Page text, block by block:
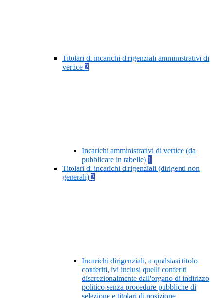
Titolari di incarichi dirigenziali amministrativi di
vertice 2
Incarichi amministrativi di vertice (da
pubblicare in tabelle) 1
Titolari di incarichi dirigenziali (dirigenti non
generali) 2
Incarichi dirigenziali, a qualsiasi titolo
conferiti, ivi inclusi quelli conferiti
discrezionalmente dall'organo di indirizzo
politico senza procedure pubbliche di
selezione e titolari di posizione